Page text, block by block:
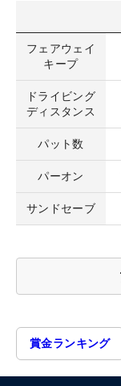
フェアウェイ
キープ
ドライビング
ディスタンス
パット数
パーオン
サンドセーブ
賞金ランキング